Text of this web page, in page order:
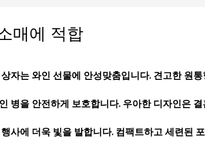
매에 적합
자는 와인 선물에 안성맞춤입니다. 견고한 원
병을 안전하게 보호합니다. 우아한 디자인은 결
사에 더욱 빛을 발합니다. 컴팩트하고 세련된